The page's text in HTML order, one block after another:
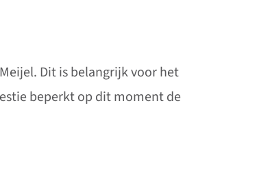
Dit is belangrijk voor het
beperkt op dit moment de